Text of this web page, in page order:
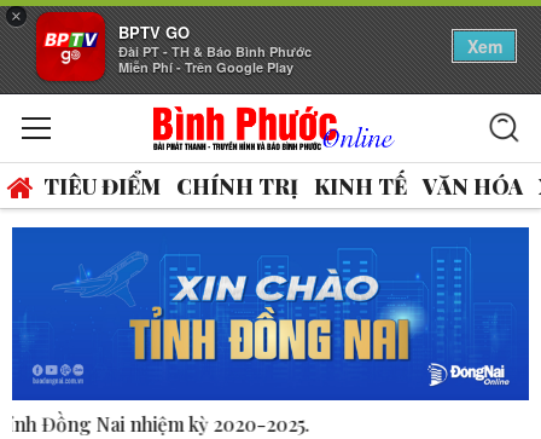
×
BPTV GO
Đài PT - TH & Báo Bình Phước
Miễn Phí - Trên Google Play
Xem
TIÊU ĐIỂM CHÍNH TRỊ KINH TẾ VĂN HÓA